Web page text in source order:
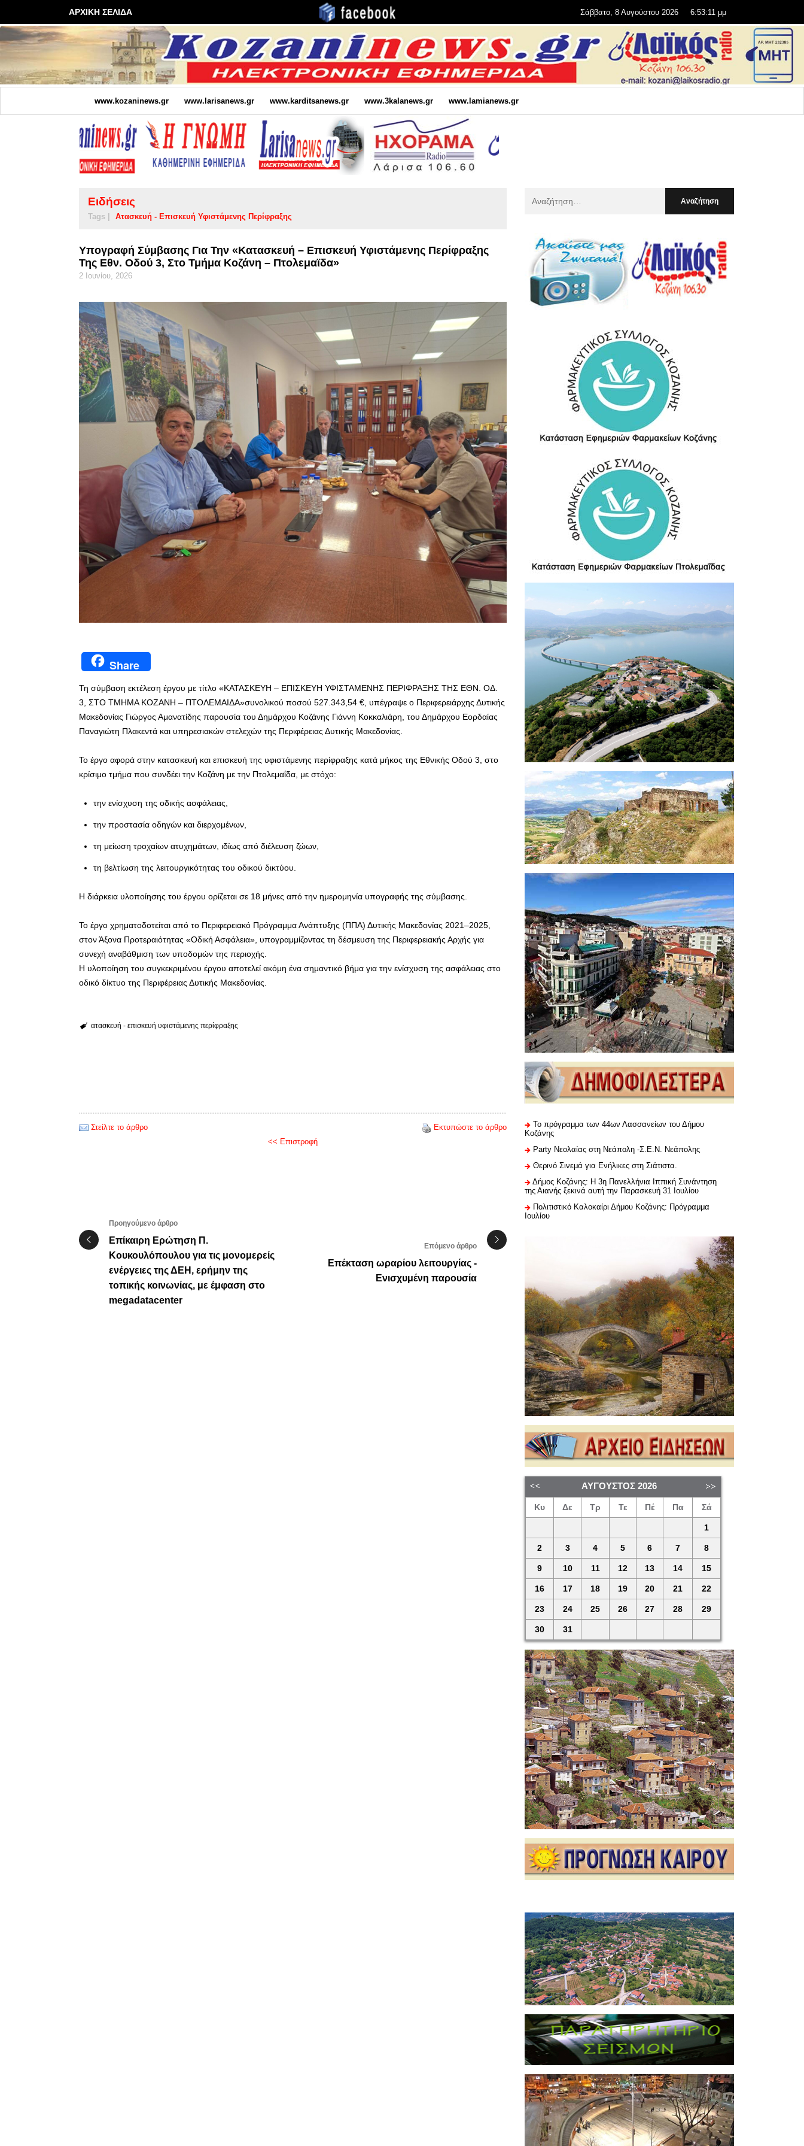
ΑΡΧΙΚΗ ΣΕΛΙΔΑ Σάββατο, 8 Αυγούστου 2026 6:53:12 μμ
www.kozaninews.gr www.larisanews.gr www.karditsanews.gr www.3kalanews.gr www.lamianews.gr
Ειδήσεις
Tags | Ατασκευή - Επισκευή Υφιστάμενης Περίφραξης
Υπογραφή Σύμβασης Για Την «Κατασκευή – Επισκευή Υφιστάμενης Περίφραξης
Της Εθν. Οδού 3, Στο Τμήμα Κοζάνη – Πτολεμαϊδα»
2 Ιουνίου, 2026
Share
Τη σύμβαση εκτέλεση έργου με τίτλο «ΚΑΤΑΣΚΕΥΗ – ΕΠΙΣΚΕΥΗ ΥΦΙΣΤΑΜΕΝΗΣ ΠΕΡΙΦΡΑΞΗΣ ΤΗΣ ΕΘΝ. ΟΔ.
3, ΣΤΟ ΤΜΗΜΑ ΚΟΖΑΝΗ – ΠΤΟΛΕΜΑΙΔΑ»συνολικού ποσού 527.343,54 €, υπέγραψε ο Περιφερειάρχης Δυτικής
Μακεδονίας Γιώργος Αμανατίδης παρουσία του Δημάρχου Κοζάνης Γιάννη Κοκκαλιάρη, του Δημάρχου Εορδαίας
Παναγιώτη Πλακεντά και υπηρεσιακών στελεχών της Περιφέρειας Δυτικής Μακεδονίας.
Το έργο αφορά στην κατασκευή και επισκευή της υφιστάμενης περίφραξης κατά μήκος της Εθνικής Οδού 3, στο
κρίσιμο τμήμα που συνδέει την Κοζάνη με την Πτολεμαΐδα, με στόχο:
την ενίσχυση της οδικής ασφάλειας,
την προστασία οδηγών και διερχομένων,
τη μείωση τροχαίων ατυχημάτων, ιδίως από διέλευση ζώων,
τη βελτίωση της λειτουργικότητας του οδικού δικτύου.
Η διάρκεια υλοποίησης του έργου ορίζεται σε 18 μήνες από την ημερομηνία υπογραφής της σύμβασης.
Το έργο χρηματοδοτείται από το Περιφερειακό Πρόγραμμα Ανάπτυξης (ΠΠΑ) Δυτικής Μακεδονίας 2021–2025,
στον Άξονα Προτεραιότητας «Οδική Ασφάλεια», υπογραμμίζοντας τη δέσμευση της Περιφερειακής Αρχής για
συνεχή αναβάθμιση των υποδομών της περιοχής.
Η υλοποίηση του συγκεκριμένου έργου αποτελεί ακόμη ένα σημαντικό βήμα για την ενίσχυση της ασφάλειας στο
οδικό δίκτυο της Περιφέρειας Δυτικής Μακεδονίας.
ατασκευή - επισκευή υφιστάμενης περίφραξης
Στείλτε το άρθρο
Εκτυπώστε το άρθρο
<< Επιστροφή
Προηγούμενο άρθρο
Επίκαιρη Ερώτηση Π.
Κουκουλόπουλου για τις μονομερείς
ενέργειες της ΔΕΗ, ερήμην της
τοπικής κοινωνίας, με έμφαση στο
megadatacenter
Επόμενο άρθρο
Επέκταση ωραρίου λειτουργίας -
Ενισχυμένη παρουσία
Το πρόγραμμα των 44ων Λασσανείων του Δήμου
Κοζάνης
Party Νεολαίας στη Νεάπολη -Σ.Ε.Ν. Νεάπολης
Θερινό Σινεμά για Ενήλικες στη Σιάτιστα.
Δήμος Κοζάνης: Η 3η Πανελλήνια Ιππική Συνάντηση
της Αιανής ξεκινά αυτή την Παρασκευή 31 Ιουλίου
Πολιτιστικό Καλοκαίρι Δήμου Κοζάνης: Πρόγραμμα
Ιουλίου
ΑΎΓΟΥΣΤΟΣ 2026
Κυ Δε Τρ Τε Πέ Πα Σά
1
2 3 4 5 6 7 8
9 10 11 12 13 14 15
16 17 18 19 20 21 22
23 24 25 26 27 28 29
30 31